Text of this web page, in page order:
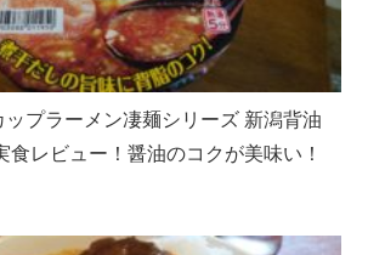
プラーメン凄麺シリーズ 新潟背油
食レビュー！醤油のコクが美味い！